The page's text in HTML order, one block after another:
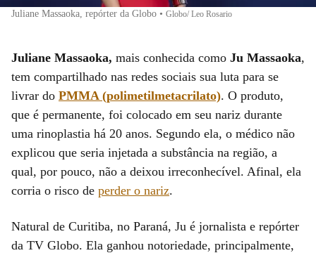
Juliane Massaoka, repórter da Globo • Globo/ Leo Rosario
Juliane Massaoka, mais conhecida como Ju Massaoka,
tem compartilhado nas redes sociais sua luta para se
livrar do PMMA (polimetilmetacrilato). O produto,
que é permanente, foi colocado em seu nariz durante
uma rinoplastia há 20 anos. Segundo ela, o médico não
explicou que seria injetada a substância na região, a
qual, por pouco, não a deixou irreconhecível. Afinal, ela
corria o risco de perder o nariz.
Natural de Curitiba, no Paraná, Ju é jornalista e repórter
da TV Globo. Ela ganhou notoriedade, principalmente,